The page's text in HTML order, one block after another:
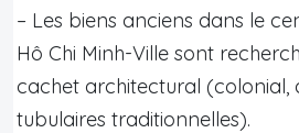
– Les biens anciens dans le
Hô Chi Minh-Ville sont
cachet architectural (colonial,
tubulaires traditionnelles).